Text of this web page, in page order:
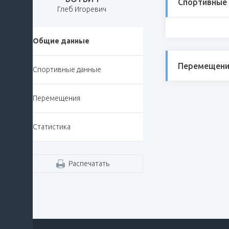
Глеб Игоревич
Общие данные
Спортивные данные
Перемещения
Статистика
Распечатать